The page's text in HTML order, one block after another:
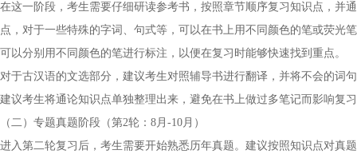
在这一阶段，考生需要仔细研读参考书，按照章节顺序复习知识点，并
点，对于一些特殊的字词、句式等，可以在书上用不同颜色的笔或荧光
可以分别用不同颜色的笔进行标注，以便在复习时能够快速找到重点。
对于古汉语的文选部分，建议考生对照辅导书进行翻译，并将不会的词
建议考生将通论知识点单独整理出来，避免在书上做过多笔记而影响复
（二）专题真题阶段（第2轮：8月-10月）
进入第二轮复习后，考生需要开始熟悉历年真题。建议按照知识点对真